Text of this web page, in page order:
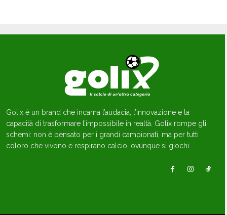
Golix è un brand che incarna l’audacia, l’innovazione e la
capacità di trasformare l’impossibile in realtà. Golix rompe gli
schemi: non è pensato per i grandi campionati, ma per tutti
coloro che vivono e respirano calcio, ovunque si giochi.